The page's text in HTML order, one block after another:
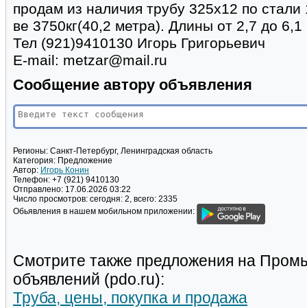
продам из наличия трубу 325х12 по
ве 3750кг(40,2 метра). Длины от 2,7 до
Тел (921)9410130 Игорь Григорьевич
E-mail: metzar@mail.ru
Сообщение автору объявления
Регионы: Санкт-Петербург, Ленинградская область
Категория: Предложение
Автор: Игорь Конин
Телефон: +7 (921) 9410130
Отправлено: 17.06.2026 03:22
Число просмотров: сегодня: 2, всего: 2335
Обьявления в нашем мобильном приложении:
Смотрите также предложения на
объявлений (pdo.ru):
Труба, цены, покупка и продажа